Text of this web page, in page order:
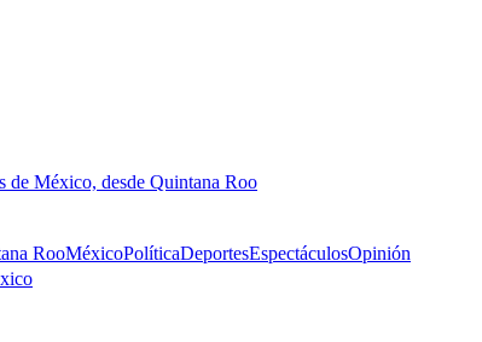
de México, desde Quintana Roo
RooMéxicoPolíticaDeportesEspectáculosOpinión